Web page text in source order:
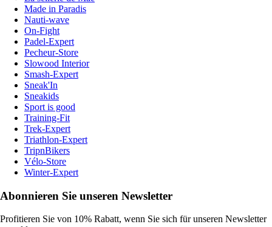
Made in Paradis
Nauti-wave
On-Fight
Padel-Expert
Pecheur-Store
Slowood Interior
Smash-Expert
Sneak'In
Sneakids
Sport is good
Training-Fit
Trek-Expert
Triathlon-Expert
TripnBikers
Vélo-Store
Winter-Expert
Abonnieren Sie unseren Newsletter
Profitieren Sie von 10% Rabatt, wenn Sie sich für unseren Newsletter